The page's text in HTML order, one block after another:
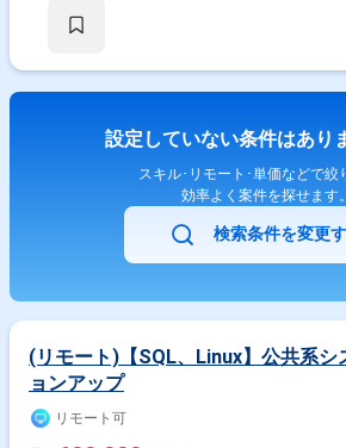
設定していない条件はあり
スキル･リモート･単価などで絞
効率よく案件を探せます。
検索条件を変更
(リモート)【SQL、Linux】公共系シ
ョンアップ
リモート可